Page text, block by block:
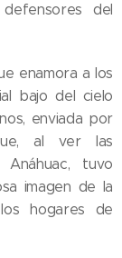
del
enamora a los
bajo del cielo
enviada por
al ver las
tuvo
imagen de la
hogares de